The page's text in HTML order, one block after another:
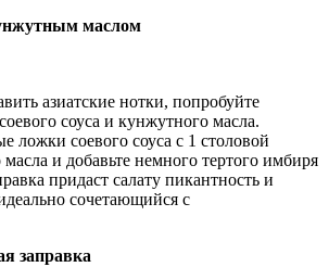
маслом
азиатские нотки, попробуйте
соуса и кунжутного масла.
ложки соевого соуса с 1 столовой
и добавьте немного тертого имбиря
придаст салату пикантность и
сочетающийся с
заправка